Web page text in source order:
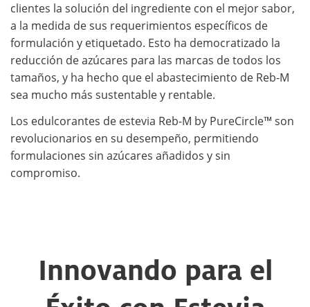
clientes la solución del ingrediente con el mejor sabor,
a la medida de sus requerimientos específicos de
formulación y etiquetado. Esto ha democratizado la
reducción de azúcares para las marcas de todos los
tamaños, y ha hecho que el abastecimiento de Reb-M
sea mucho más sustentable y rentable.
Los edulcorantes de estevia Reb-M by PureCircle™ son
revolucionarios en su desempeño, permitiendo
formulaciones sin azúcares añadidos y sin
compromiso.
Innovando para el